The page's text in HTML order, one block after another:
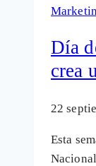
Día
crea
22
Esta